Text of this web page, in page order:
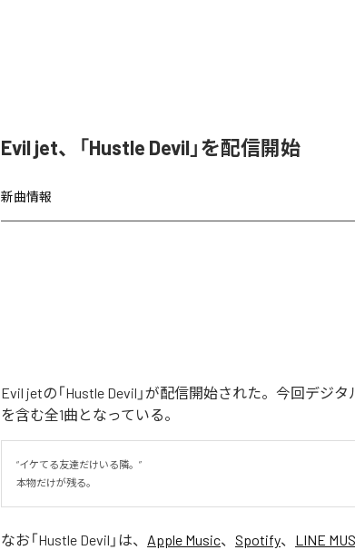
Evil jet、「Hustle Devil」を配信開始
新曲情報
Evil jetの「Hustle Devil」が配信開始された。今回デジタ
を含む全1曲となっている。
“イケてる友達だけいる隣。”
本物だけが残る。
なお「Hustle Devil 」は、 Apple Music、 Spotify、 LINE